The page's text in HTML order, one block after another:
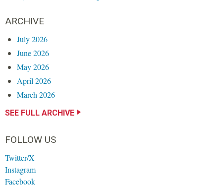
ARCHIVE
July 2026
June 2026
May 2026
April 2026
March 2026
SEE FULL ARCHIVE
FOLLOW US
Twitter/X
Instagram
Facebook